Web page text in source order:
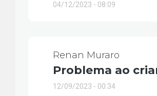
04/12/2023 - 08:09
Renan Muraro
Problema ao
12/09/2023 - 00:34